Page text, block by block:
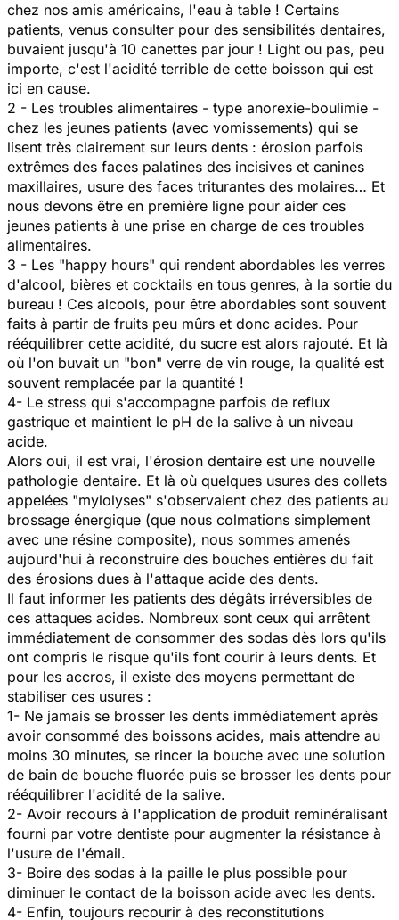
chez nos amis américains, l'eau à table ! Certains
patients, venus consulter pour des sensibilités dentaires,
buvaient jusqu'à 10 canettes par jour ! Light ou pas, peu
importe, c'est l'acidité terrible de cette boisson qui est
ici en cause.
2 - Les troubles alimentaires - type anorexie-boulimie -
chez les jeunes patients (avec vomissements) qui se
lisent très clairement sur leurs dents : érosion parfois
extrêmes des faces palatines des incisives et canines
maxillaires, usure des faces triturantes des molaires… Et
nous devons être en première ligne pour aider ces
jeunes patients à une prise en charge de ces troubles
alimentaires.
3 - Les "happy hours" qui rendent abordables les verres
d'alcool, bières et cocktails en tous genres, à la sortie du
bureau ! Ces alcools, pour être abordables sont souvent
faits à partir de fruits peu mûrs et donc acides. Pour
rééquilibrer cette acidité, du sucre est alors rajouté. Et là
où l'on buvait un "bon" verre de vin rouge, la qualité est
souvent remplacée par la quantité !
4- Le stress qui s'accompagne parfois de reflux
gastrique et maintient le pH de la salive à un niveau
acide.
Alors oui, il est vrai, l'érosion dentaire est une nouvelle
pathologie dentaire. Et là où quelques usures des collets
appelées "mylolyses" s'observaient chez des patients au
brossage énergique (que nous colmations simplement
avec une résine composite), nous sommes amenés
aujourd'hui à reconstruire des bouches entières du fait
des érosions dues à l'attaque acide des dents.
Il faut informer les patients des dégâts irréversibles de
ces attaques acides. Nombreux sont ceux qui arrêtent
immédiatement de consommer des sodas dès lors qu'ils
ont compris le risque qu'ils font courir à leurs dents. Et
pour les accros, il existe des moyens permettant de
stabiliser ces usures :
1- Ne jamais se brosser les dents immédiatement après
avoir consommé des boissons acides, mais attendre au
moins 30 minutes, se rincer la bouche avec une solution
de bain de bouche fluorée puis se brosser les dents pour
rééquilibrer l'acidité de la salive.
2- Avoir recours à l'application de produit reminéralisant
fourni par votre dentiste pour augmenter la résistance à
l'usure de l'émail.
3- Boire des sodas à la paille le plus possible pour
diminuer le contact de la boisson acide avec les dents.
4- Enfin, toujours recourir à des reconstitutions